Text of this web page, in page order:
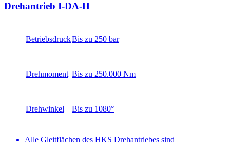
Drehantrieb I-DA-H
BetriebsdruckBis zu 250 bar
Drehmoment Bis zu 250.000 Nm
Drehwinkel Bis zu 1080°
Alle Gleitflächen des HKS Drehantriebes sind